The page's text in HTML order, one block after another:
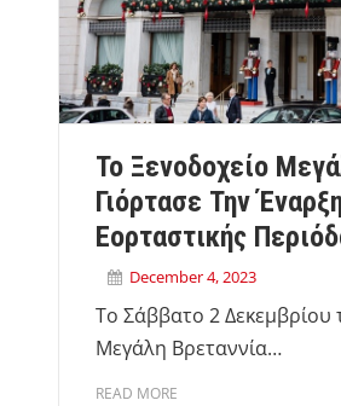
Το Ξενοδοχείο
Γιόρτασε Την
Εορταστικής
December 4, 2023
Tο Σάββατο 2 Δεκεμβρίου
Μεγάλη Βρεταννία…
READ MORE